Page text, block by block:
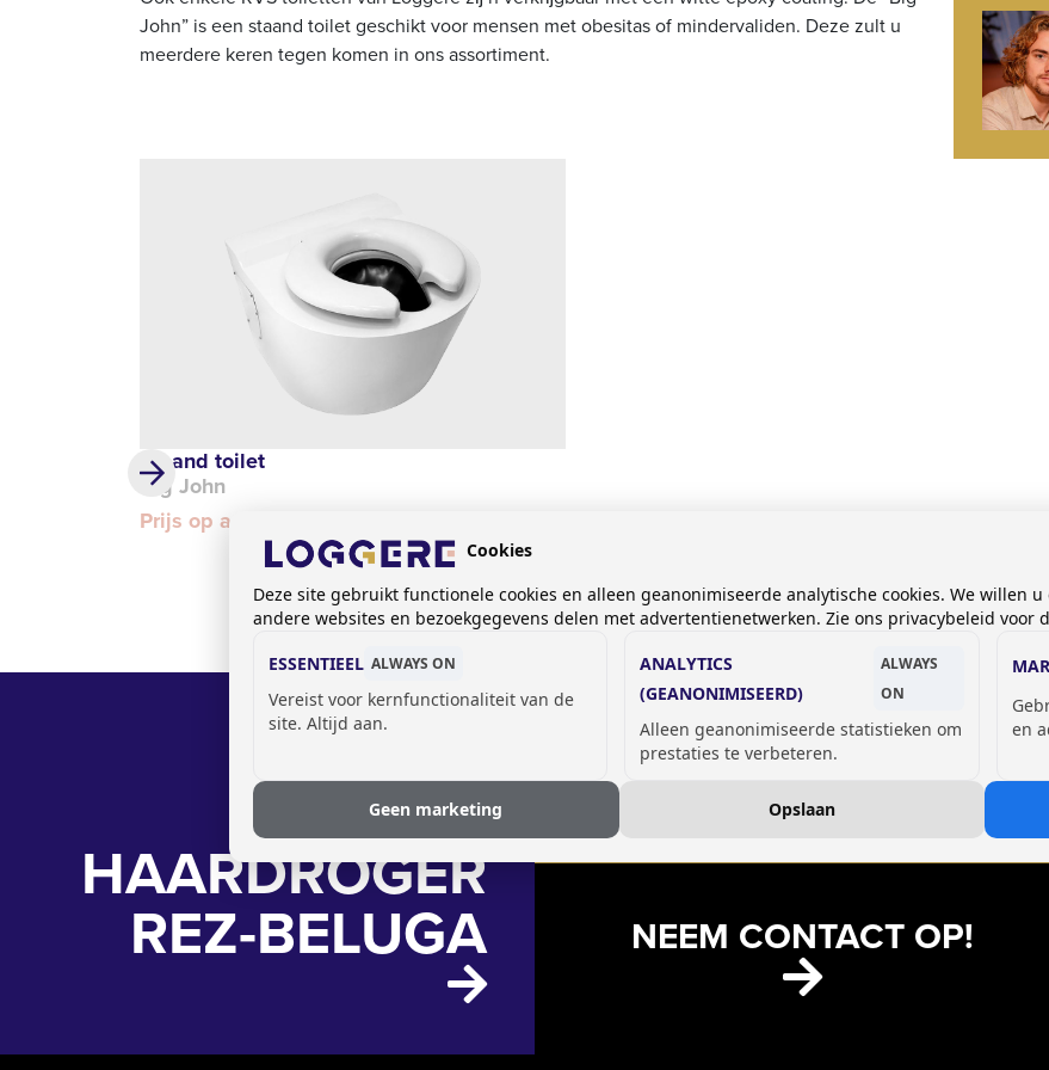
John” is een staand toilet geschikt voor mensen met obesitas of mindervaliden. Deze zult u
meerdere keren tegen komen in ons assortiment.
Staand toilet
Big John
Prijs op aanvraag
HAARDROGER
REZ-BELUGA
GSM OPLAADLOCKERS
NEEM CONTACT OP!
Cookies
Deze site gebruikt functionele cookies en alleen geanonimiseerde analytische cookies. We willen
andere websites en bezoekgegevens delen met advertentienetwerken. Zie ons privacybeleid voor
ESSENTIEEL ALWAYS ON
Vereist voor kernfunctionaliteit van de
site. Altijd aan.
ANALYTICS
(GEANONIMISEERD)
ALWAYS
ON
Alleen geanonimiseerde statistieken om
prestaties te verbeteren.
en
Geen marketing Opslaan